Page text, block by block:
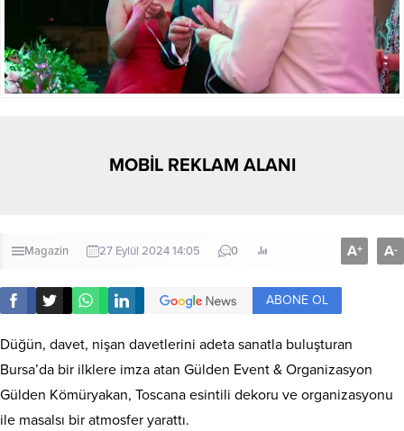
MOBİL REKLAM ALANI
Magazin 27 Eylül 2024 14:05 0 A+ A-
ABONE OL
Düğün, davet, nişan davetlerini adeta sanatla buluşturan
Bursa’da bir ilklere imza atan Gülden Event & Organizasyon
Gülden Kömüryakan, Toscana esintili dekoru ve organizasyonu
ile masalsı bir atmosfer yarattı.